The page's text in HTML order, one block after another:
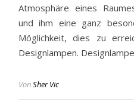
Atmosphäre eines
und ihm eine ganz
Möglichkeit, dies zu
Designlampen.
VonSher Vic